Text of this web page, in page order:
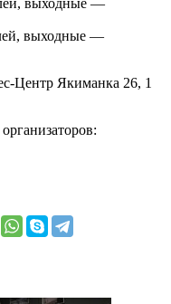
выходные —
выходные —
Центр Якиманка 26, 1